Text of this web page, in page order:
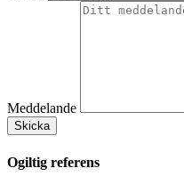
Meddelande
Skicka
Ogiltig referens